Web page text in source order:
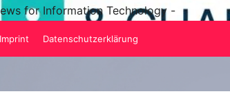
for Information Technology -
Datenschutzerklärung